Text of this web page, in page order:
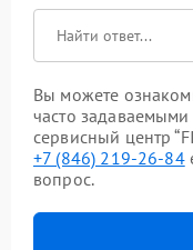
Вы можете
часто
сервисный центр
+7 (846) 219-26-84
вопрос.